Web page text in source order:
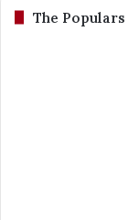
The Populars